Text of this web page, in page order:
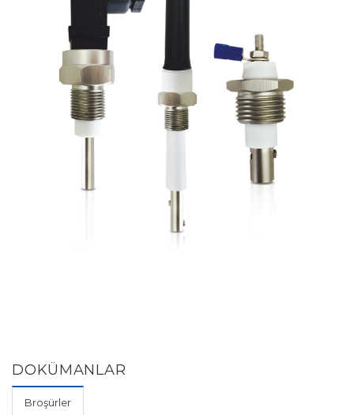
DOKÜMANLAR
Broşürler